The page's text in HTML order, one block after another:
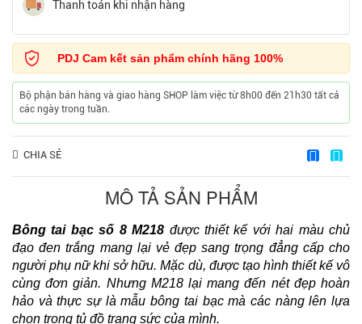
Thanh toán khi nhận hàng
PDJ Cam kết sản phẩm chính hãng 100%
Bộ phận bán hàng và giao hàng SHOP làm việc từ 8h00 đến 21h30 tất cả
các ngày trong tuần.
CHIA SẺ
MÔ TẢ SẢN PHẨM
Bông tai bạc số 8 M218 được thiết kế với hai màu chủ
đạo đen trắng mang lại vẻ đẹp sang trọng đẳng cấp cho
người phụ nữ khi sở hữu. Mặc dù, được tạo hình thiết kế vô
cùng đơn giản. Nhưng M218 lại mang đến nét đẹp hoàn
hảo và thực sự là mẫu bông tai bạc mà các nàng lên lựa
chọn trong tủ đồ trang sức của mình.